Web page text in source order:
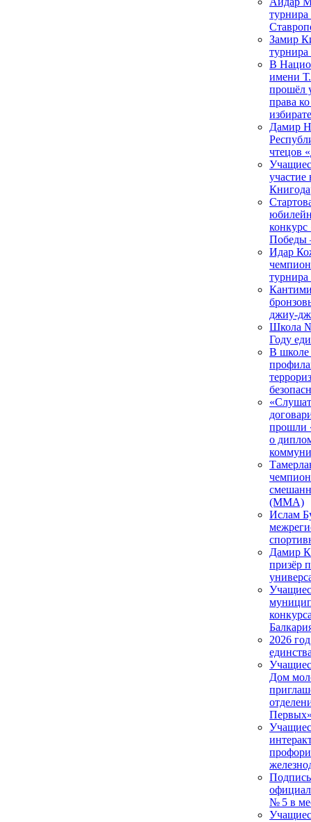
турнира
Замир
турнира
В
имени
прошёл
права
Дамир
чтецов
Победы
Идар
джиу-
Школа №
Году
В школе
прошли
о
(ММА)
Ислам
Дамир
призёр
2026
Дом
№ 5 в